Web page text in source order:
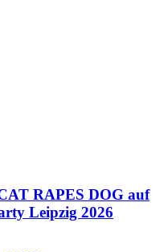
RAPES DOG auf
Leipzig 2026